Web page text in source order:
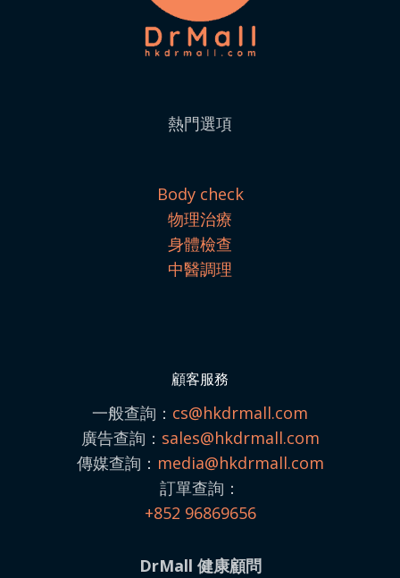
熱門選項
Body check
物理治療
身體檢查
中醫調理
顧客服務
一般查詢： cs@hkdrmall.com
廣告查詢： sales@hkdrmall.com
傳媒查詢： media@hkdrmall.com
訂單查詢：
+852 96869656
DrMall 健康顧問